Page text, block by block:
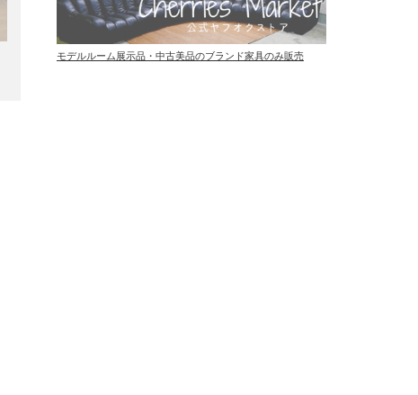
モデルルーム展示品・中古美品のブランド家具のみ販売